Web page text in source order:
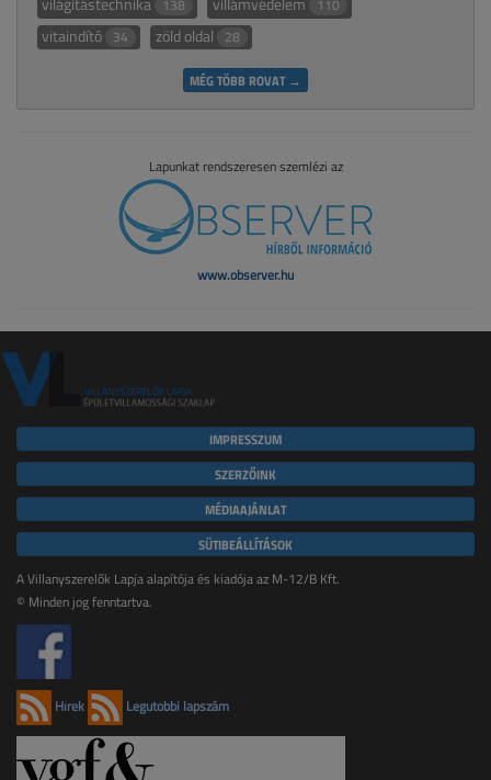
138 110
vitaindító 34 zöld oldal 28
MÉG TÖBB ROVAT →
Lapunkat rendszeresen szemlézi az
www.observer.hu
IMPRESSZUM
SZERZŐINK
MÉDIAAJÁNLAT
SÜTIBEÁLLÍTÁSOK
A Villanyszerelők Lapja alapítója és kiadója az M-12/B Kft.
© Minden jog fenntartva.
Hírek Legutóbbi lapszám